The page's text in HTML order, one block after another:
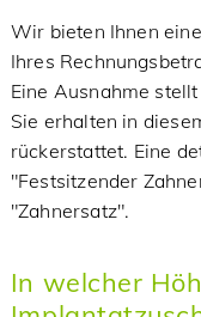
Wir bieten Ihnen
Ihres
Eine Ausnahme
Sie erhalten in
rückerstattet. Eine
"Festsitzender
"Zahnersatz".
In welcher